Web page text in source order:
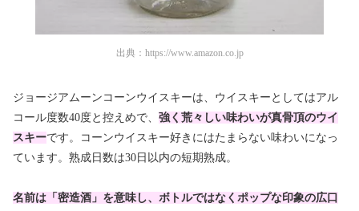
出典： https://www.amazon.co.jp
ジョージアムーンコーンウイスキーは、ウイスキーとしてはアル
コール度数40度と控えめで、 強く荒々しい味わいが真骨頂のウイ
スキーです。コーンウイスキー好きにはたまらない味わいになっ
ています。熟成日数は30日以内の短期熟成。
名前は「密造酒」を意味し、ボトルではなくポップな印象の広口